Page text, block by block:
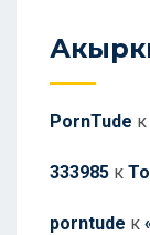
PornTude к
333985 к
porntude к